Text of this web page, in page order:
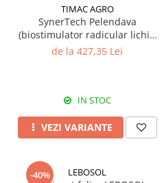
TIMAC AGRO
SynerTech Pelendava
(biostimulator radicular lichid
concentrat 19N + Mg, S,
de la 427,35 Lei
IN STOC
VEZI VARIANTE
-40% LEBOSOL